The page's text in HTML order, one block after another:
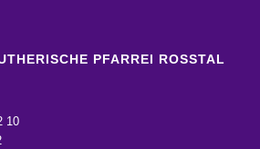
PFARREI ROSSTAL
10